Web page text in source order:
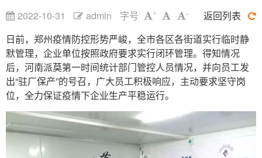
2022-10-31 admin 字号 + -
返回列表
日前，郑州疫情防控形势严峻，全市各区各街道实行临时静
默管理，企业单位按照政府要求实行闭环管理。得知情况
后，河南派莫第一时间统计部门管控人员情况，并向员工发
出“驻厂保产”的号召，广大员工积极响应，主动要求坚守岗
位，全力保证疫情下企业生产平稳运行。